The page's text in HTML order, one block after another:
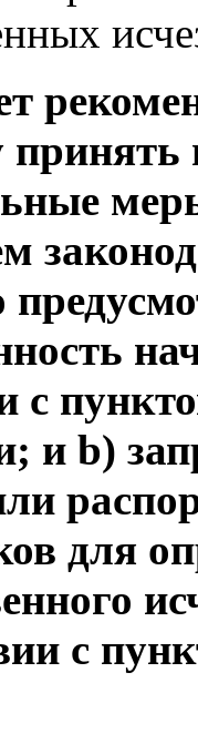
принять
с
и b)
для
с